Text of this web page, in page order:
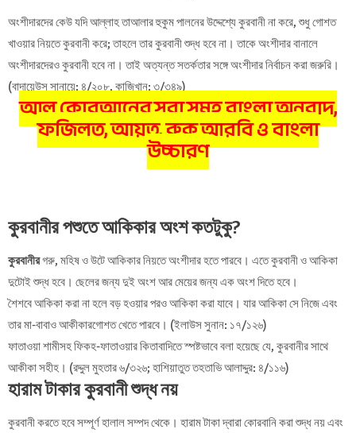
অংশীদারদের কেউ যদি আল্লাহ তাআলার হুকুম পালনের উদ্দেশ্যে কুরবানী না করে, শুধু গোশত
খাওয়ার নিয়তে কুরবানী করে; তাহলে তার কুরবানী শুদ্ধ হবে না। তাকে অংশীদার বানালে
অংশীদারদেরও কুরবানী হবে না। তাই অত্যন্ত সতর্কতার সঙ্গে অংশীদার নির্বাচন করা জরুরি।
(বাদায়েউস সানায়ে: ৪/২০৮, কাজিখান: ৩/৩৪৯)
আল কোরআনের সূরা সমূহ বাংলা অনুবাদ,
ফজিলত, আয়ত, রুকু আরবি ও বাংলা
উচ্চারণ
কুরবানীর পশুতে আকিকার অংশ কতটুকু?
কুরবানীরগরু, মহিষ ও উটে আকিকার নিয়তে অংশীদার হতে পারবে। এতে কুরবানী ও আকিকা
দুটোই শুদ্ধ হবে। ছেলের জন্য দুই অংশ আর মেয়ের জন্য এক অংশ দিতে হবে।
শৈশবে আকিকা করা না হলে বড় হওয়ার পরও আকিকা করা যাবে। যার আকিকা সে নিজে এবং
তার মা-বাবাও আকীকারগোশত খেতে পারবে। (ইলাউস সুনান: ১৭/১২৬)
ফাতাওয়া শামীসহ ফিকহ-ফাতাওয়ার কিতাবাদিতে স্পষ্টভাবে বলা হয়েছে যে, কুরবানীর সাথে
আকীকা সহীহ। (রদ্দুল মুহতার ৬/৩২৬; হাশিয়াতুত তহতাভি আলাদ্দুর: ৪/১১৬)
হারাম টাকার কুরবানী শুদ্ধ নয়
কুরবানী করতে হবে সম্পূর্ণ হালাল সম্পদ থেকে। হারাম টাকা দ্বারা কোরবানি করা শুদ্ধ নয় এবং